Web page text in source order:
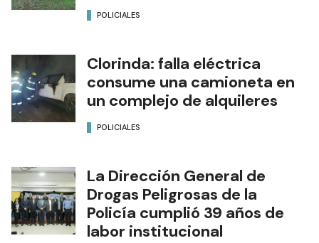
POLICIALES
Clorinda: falla eléctrica
consume una camioneta en
un complejo de alquileres
POLICIALES
La Dirección General de
Drogas Peligrosas de la
Policía cumplió 39 años de
labor institucional